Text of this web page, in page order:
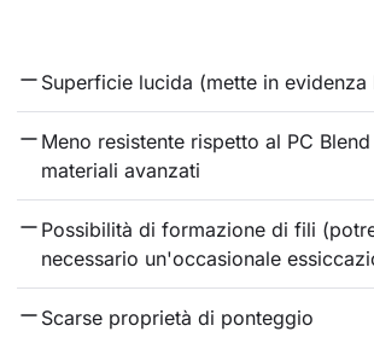
Superficie lucida (mette in
Meno resistente rispetto al PC
materiali avanzati
Possibilità di formazione di fili
necessario un'occasionale
Scarse proprietà di ponteggio